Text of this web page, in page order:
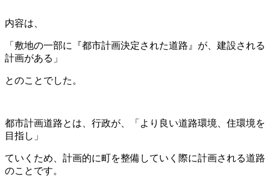
内容は、
「敷地の一部に『都市計画決定された道路』が、建設される
計画がある」
とのことでした。
都市計画道路とは、行政が、「より良い道路環境、住環境を
目指し」
ていくため、計画的に町を整備していく際に計画される道路
のことです。